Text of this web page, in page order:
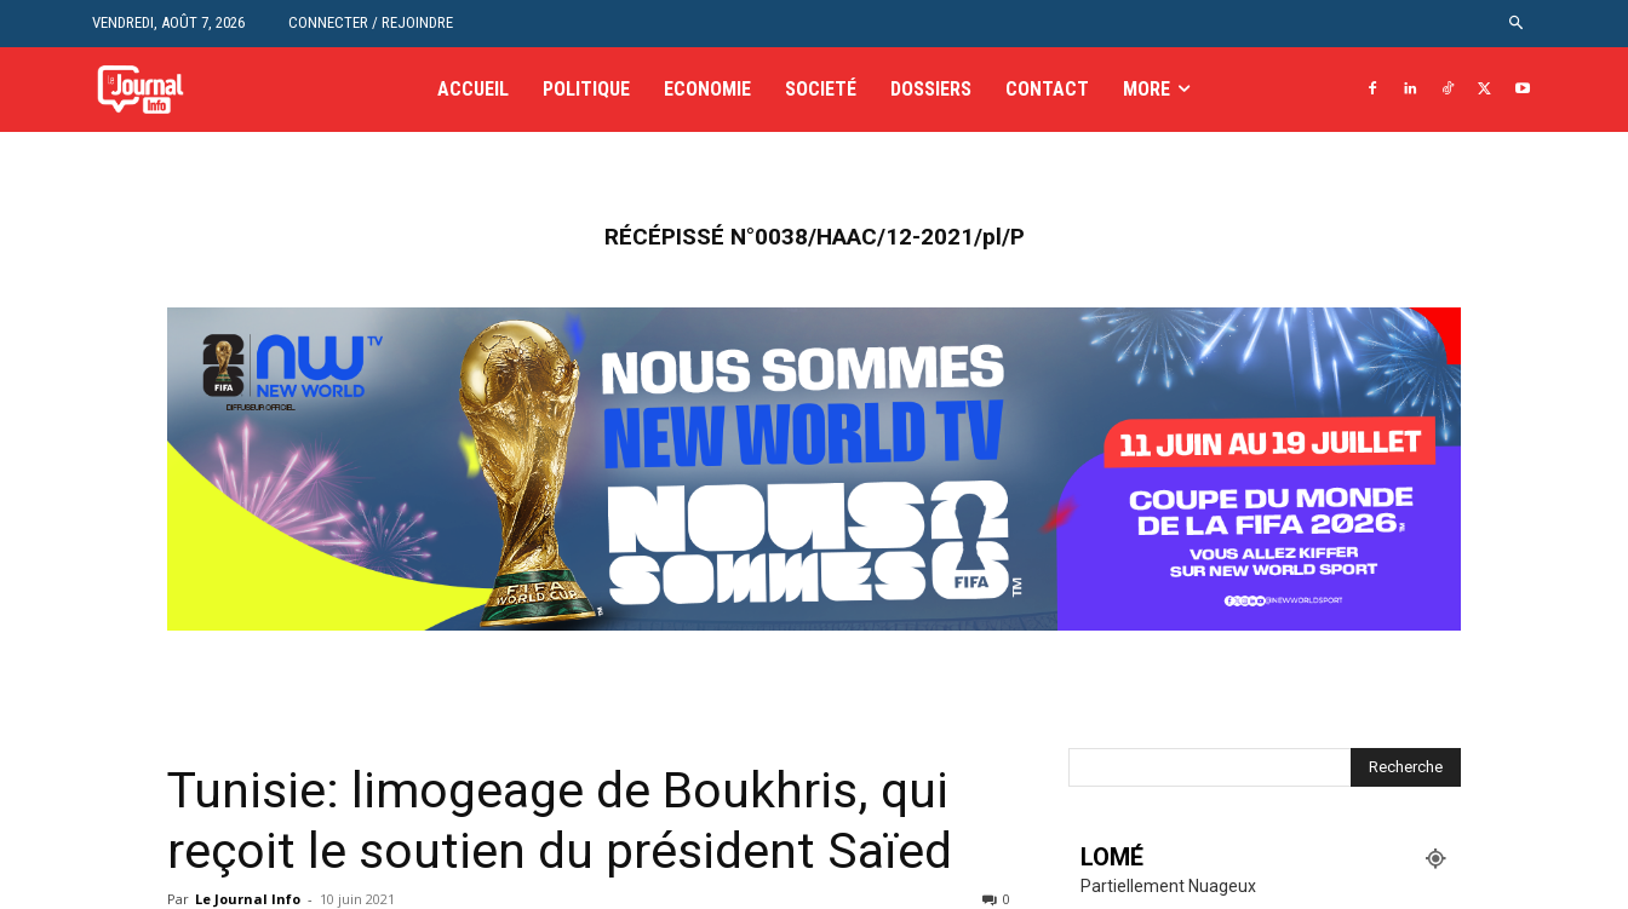
VENDREDI, AOÛT 7, 2026 CONNECTER / REJOINDRE
ACCUEIL POLITIQUE ECONOMIE SOCIETÉ DOSSIERS CONTACT MORE
RÉCÉPISSÉ N°0038/HAAC/12-2021/pl/P
Tunisie: limogeage de Boukhris, qui
reçoit le soutien du président Saïed
Par Le Journal Info - 10 juin 2021 0
LOMÉ
Partiellement Nuageux